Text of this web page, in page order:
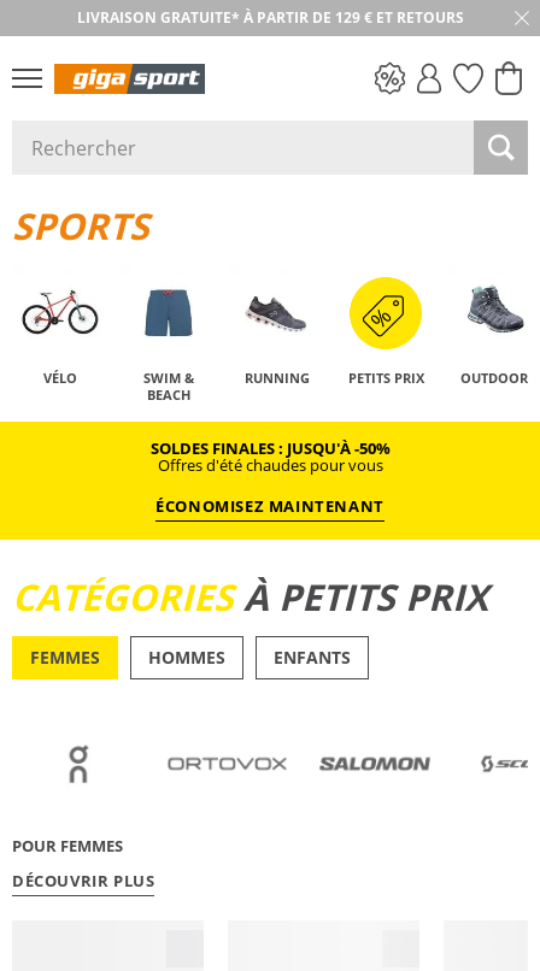
LIVRAISON GRATUITE* À PARTIR DE 129 € ET RETOURS
RETOUR SOUS 30 JOURS
SPORTS
VÉLO
SWIM &
BEACH
RUNNING PETITS PRIX OUTDOOR
SOLDES FINALES : JUSQU'À -50%
Offres d'été chaudes pour vous
ÉCONOMISEZ MAINTENANT
CATÉGORIESÀ PETITS PRIX
FEMMES HOMMES ENFANTS
POUR FEMMES
DÉCOUVRIR PLUS